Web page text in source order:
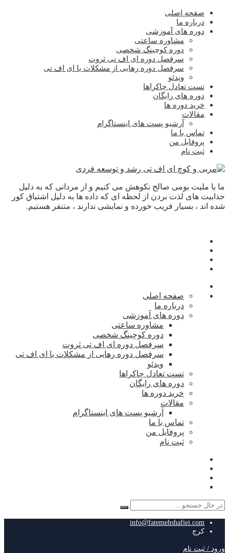
صفحه اصلی
درباره ما
دوره های آموزشی
مشاوره ساعتی
دوره کوچینگ شخصی
سرفصل دوره ای اف تی ثروت
سرفصل دوره رهایی از مشکلات با ای اف تی
ویدئو
تست تعادل چاکراها
دوره های رایگان
خرید دوره ها
مقالات
آرشیو پست های اینستاگرام
تماس با ما
پروفایل من
ثبت نام
ما با ملیت بومی صالح نکوهش می کنیم و از مردانی که به دلیل
جذابیت های لذت بردن از لحظه ای که داده ها به دلیل اشتیاق کور
شده اند ، بسیار فریب خورده و نمایشی ندارند ، متنفر هستیم.
صفحه اصلی
درباره ما
دوره های آموزشی
مشاوره ساعتی
دوره کوچینگ شخصی
سرفصل دوره ای اف تی ثروت
سرفصل دوره رهایی از مشکلات با ای اف تی
ویدئو
تست تعادل چاکراها
دوره های رایگان
خرید دوره ها
مقالات
آرشیو پست های اینستاگرام
تماس با ما
پروفایل من
ثبت نام
جستجو
info@fatemehshafiei.com
کرج
ورود / ثبت نام